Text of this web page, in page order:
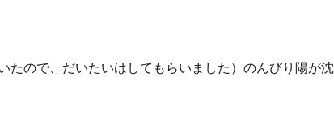
たので、だいたいはしてもらいました）のんびり陽が沈